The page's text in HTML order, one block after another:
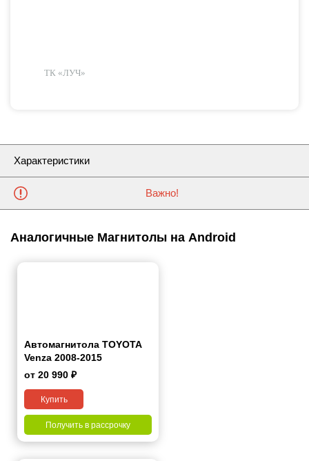
ТК «ЛУЧ»
Характеристики
Важно!
Аналогичные Магнитолы на Android
Автомагнитола TOYOTA
Venza 2008-2015
от 20 990 ₽
Купить
Получить в рассрочку